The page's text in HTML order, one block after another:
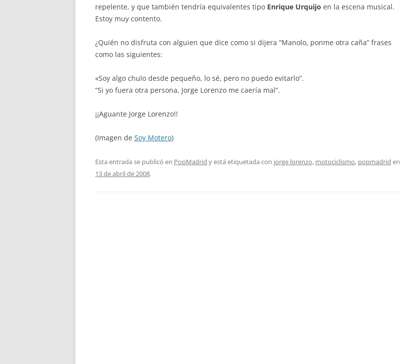
repelente, y que también tendría equivalentes tipo Enrique Urquijo en la escena musical.
Estoy muy contento.
¿Quién no disfruta con alguien que dice como si dijera ”Manolo, ponme otra caña” frases
como las siguientes:
«Soy algo chulo desde pequeño, lo sé, pero no puedo evitarlo”.
”Si yo fuera otra persona, Jorge Lorenzo me caería mal”.
¡¡Aguante Jorge Lorenzo!!
(Imagen de Soy Motero)
Esta entrada se publicó en PopMadrid y está etiquetada con jorge lorenzo, motociclismo, popmadrid en
13 de abril de 2008.